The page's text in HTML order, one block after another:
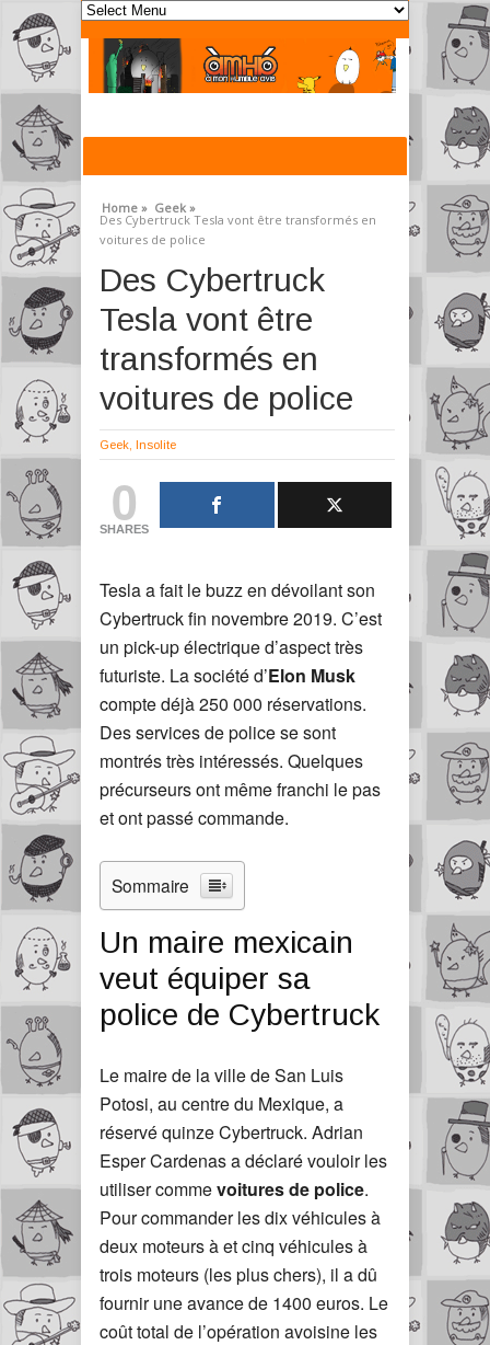
Home » Geek »
Des Cybertruck Tesla vont être transformés en
voitures de police
Des Cybertruck
Tesla vont être
transformés en
voitures de police
Geek Insolite
0
SHARES
Tesla a fait le buzz en dévoilant son
Cybertruck fin novembre 2019. C’est
un pick-up électrique d’aspect très
futuriste. La société d’Elon Musk
compte déjà 250 000 réservations.
Des services de police se sont
montrés très intéressés. Quelques
précurseurs ont même franchi le pas
et ont passé commande.
Sommaire
Un maire mexicain
veut équiper sa
police de Cybertruck
Le maire de la ville de San Luis
Potosi, au centre du Mexique, a
réservé quinze Cybertruck. Adrian
Esper Cardenas a déclaré vouloir les
utiliser commevoitures de police.
Pour commander les dix véhicules à
deux moteurs à et cinq véhicules à
trois moteurs (les plus chers), il a dû
fournir une avance de 1400 euros. Le
coût total de l’opération avoisine les